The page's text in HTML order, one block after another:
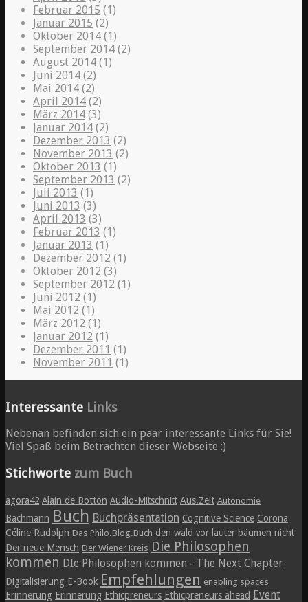
Februar 2015 (1)
Januar 2015 (2)
Oktober 2014 (1)
September 2014 (2)
August 2014 (1)
Juni 2014 (2)
Mai 2014 (2)
April 2014 (2)
März 2014 (3)
Januar 2014 (2)
Dezember 2013 (2)
November 2013 (2)
Oktober 2013 (1)
September 2013 (2)
Juli 2013 (1)
Juni 2013 (3)
April 2013 (3)
Februar 2013 (1)
Januar 2013 (1)
Dezember 2012 (1)
Oktober 2012 (3)
September 2012 (1)
Juni 2012 (1)
Mai 2012 (1)
März 2012 (1)
Januar 2012 (1)
Dezember 2011 (1)
November 2011 (1)
Interessante Links
Nebenan befinden sich ein paar interessante Links für Sie!
Viel Spaß beim Betrachten dieser Webseite :)
Stichworte zum Buch
agora42 Alain de Botton Audio-Mitschnitt Aus.Zeit Autonomie
Bachmann Buch Buchpräsentation Cognitive Science Corona
Céline Rudolph Das Philo.Blog.Buch den wald vor lauter bäumen nicht
Der neue Mensch Der Wiener Kreis Die Philosophen
kommen DIe Philosophen kommen - The Next Chapter
Digitalisierung E-Book Empfehlungen enabling spaces
Erinnerung Erinnerung Ethicpreneurs Ethicpreneurs ahead Event